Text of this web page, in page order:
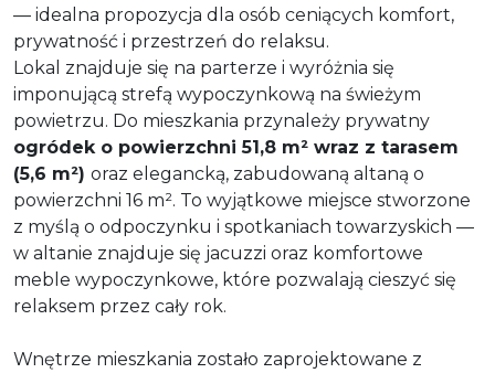
— idealna propozycja dla osób ceniących komfort,
prywatność i przestrzeń do relaksu.
Lokal znajduje się na parterze i wyróżnia się
imponującą strefą wypoczynkową na świeżym
powietrzu. Do mieszkania przynależy prywatny
ogródek o powierzchni 51,8 m² wraz z tarasem
(5,6 m²) oraz elegancką, zabudowaną altaną o
powierzchni 16 m². To wyjątkowe miejsce stworzone
z myślą o odpoczynku i spotkaniach towarzyskich —
w altanie znajduje się jacuzzi oraz komfortowe
meble wypoczynkowe, które pozwalają cieszyć się
relaksem przez cały rok.
Wnętrze mieszkania zostało zaprojektowane z